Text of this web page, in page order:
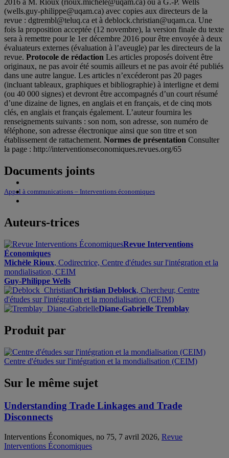
2016 à M. Rioux (rioux.michele@uqam.ca) ou à G.-P. Wells
(wells.guy-philippe@uqam.ca) avec copies aux directeurs de la
revue : dgtrembl@teluq.ca et à deblock.christian@uqam.ca. Une
fois la proposition acceptée (12 novembre), la version finale du texte
sera à remettre pour le 1er décembre 2016 pour être envoyée à deux
évaluateurs externes (évaluation à l’aveugle) par les directeurs de la
revue. Protocole de rédaction Les articles proposés doivent être
originaux, ne pas avoir été soumis ailleurs et ne pas avoir été publiés
dans une autre langue. Les articles n’excéderont pas 20 pages
(incluant tableaux, graphiques et bibliographie) à interligne et demi
(ou 40 000 signes) et devront être accompagnés d’un court résumé
d’une dizaine de lignes, en anglais et en français, et de cinq mots
clés, en anglais et français également. L’auteur fournira les
renseignements suivants : son nom, son adresse, son numéro de
téléphone, son adresse électronique ainsi que son titre et son
établissement de rattachement. Normes de présentation Consulter
la page : http://interventionseconomiques.revues.org/65
Documents joints
Appel à communications – Interventions économiques
Auteurs-trices
Revue Interventions
Économiques
Michèle Rioux, Codirectrice, Centre d'études sur l'intégration et la
mondialisation, CEIM
Guy-Philippe Wells
Christian Deblock, Chercheur, Centre
d'études sur l'intégration et la mondialisation (CEIM)
Diane-Gabrielle Tremblay
Produit par
Centre d'études sur l'intégration et la mondialisation (CEIM)
Sur le même sujet
Understanding Trade Linkages and Trade
Disconnects
Interventions Économiques, no 75, 7 avril 2026, Revue
Interventions Économiques